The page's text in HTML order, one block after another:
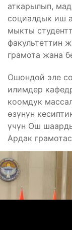
аткарылып,
социалдык иш
мыкты
факультеттин
грамота жана
Ошондой эле
илимдер
коомдук
өзүнүн
үчүн Ош
Ардак